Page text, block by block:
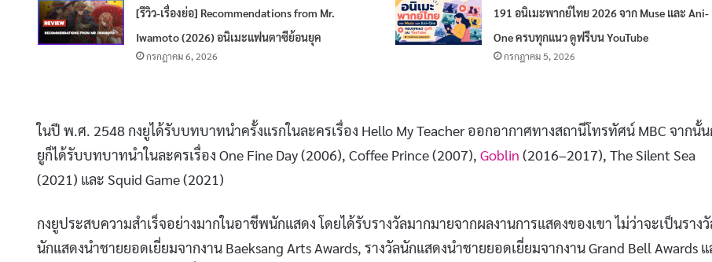
[รีวิว-เรื่องย่อ] Recommendations from Mr.
Iwamoto (2026) อนิเมะแฟนตาซีย้อนยุค
กรกฎาคม 6, 2026
191 อนิเมะพากย์ไทย 2026 จาก Muse และ Ani-
One ครบทุกแนว ดูฟรีบน YouTube
กรกฎาคม 5, 2026
ในปี พ.ศ. 2548 กงยูได้รับบทบาทนำครั้งแรกในละครเรื่อง Hello My Teacher ออกอากาศทางสถานีโทรทัศน์ MBC จากนั้น
ยูก็ได้รับบทบาทนำในละครเรื่อง One Fine Day (2006), Coffee Prince (2007), Goblin (2016–2017), The Silent Sea
(2021) และ Squid Game (2021)
กงยูประสบความสำเร็จอย่างมากในอาชีพนักแสดง โดยได้รับรางวัลมากมายจากผลงานการแสดงของเขา ไม่ว่าจะเป็นราง
นักแสดงนำชายยอดเยี่ยมจากงาน Baeksang Arts Awards, รางวัลนักแสดงนำชายยอดเยี่ยมจากงาน Grand Bell Awards